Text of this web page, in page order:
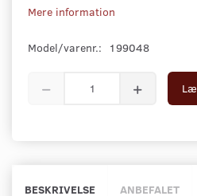
Mere information
Model/varenr.: 199048
BESKRIVELSE ANBEFALET